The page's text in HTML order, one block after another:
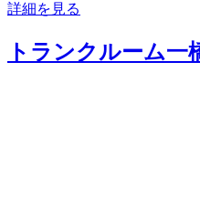
詳細を見る
トランクルーム一